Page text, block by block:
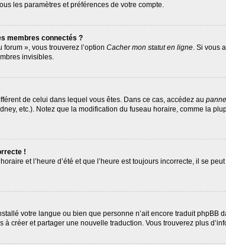
les paramètres et préférences de votre compte.
membres connectés ?
», vous trouverez l’option Cacher mon statut en ligne. Si vous
invisibles.
de celui dans lequel vous êtes. Dans ce cas, accédez au
etc.). Notez que la modification du fuseau horaire, comme la
!
et l’heure d’été et que l’heure est toujours incorrecte, il se
votre langue ou bien que personne n’ait encore traduit
à créer et partager une nouvelle traduction. Vous trouverez plus